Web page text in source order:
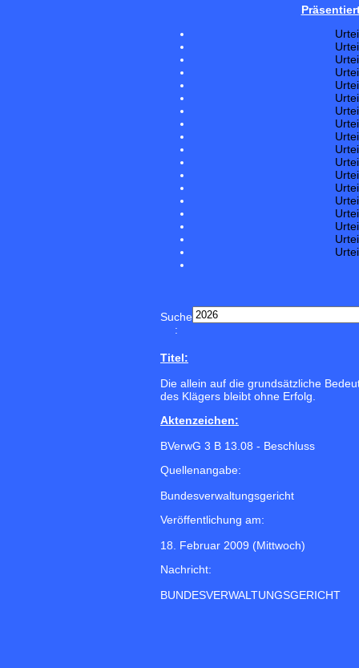
Suche
:
Titel:
Die allein auf die grundsätzliche
des Klägers bleibt ohne Erfolg.
Aktenzeichen:
BVerwG 3 B 13.08 - Beschluss
Quellenangabe:
Bundesverwaltungsgericht
Veröffentlichung am:
18. Februar 2009 (Mittwoch)
Nachricht:
BUNDESVERWALTUNGSGERICHT